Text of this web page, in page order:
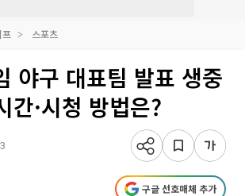
스포츠
야구 대표팀 발표 생중
·시청 방법은?
구글 선호매체 추가